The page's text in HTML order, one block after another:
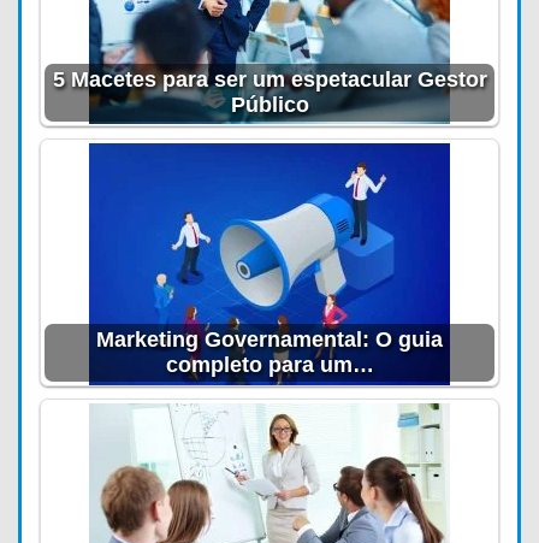
5 Macetes para ser um espetacular Gestor
Público
Marketing Governamental: O guia
completo para um…